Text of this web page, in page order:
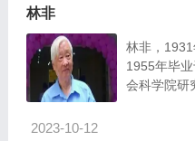
林非
林非，1931
1955年毕
会科学院研
2023-10-12